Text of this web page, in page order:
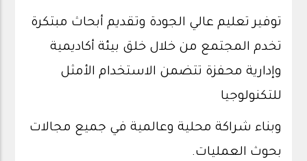
توفير تعليم عالي الجودة وتقديم أبحاث مبتكرة
تخدم المجتمع من خلال خلق بيئة أكاديمية
وإدارية محفزة تتضمن الاستخدام الأمثل
للتكنولوجيا
وبناء شراكة محلية وعالمية في جميع مجالات
بحوث العمليات.